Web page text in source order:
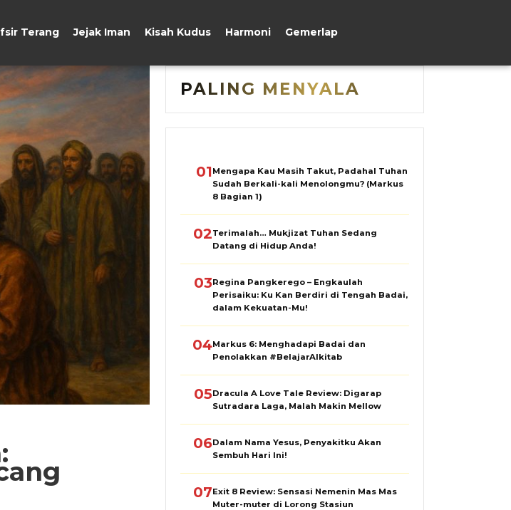
Terang Jejak Iman Kisah Kudus Harmoni Gemerlap
PALING MENYALA
01Mengapa Kau Masih Takut, Padahal Tuhan
Sudah Berkali-kali Menolongmu? (Markus
8 Bagian 1)
02Terimalah… Mukjizat Tuhan Sedang
Datang di Hidup Anda!
03Regina Pangkerego – Engkaulah
Perisaiku: Ku Kan Berdiri di Tengah Badai,
dalam Kekuatan-Mu!
04Markus 6: Menghadapi Badai dan
Penolakkan #BelajarAlkitab
05Dracula A Love Tale Review: Digarap
Sutradara Laga, Malah Makin Mellow
06Dalam Nama Yesus, Penyakitku Akan
Sembuh Hari Ini!
07Exit 8 Review: Sensasi Nemenin Mas Mas
Muter-muter di Lorong Stasiun